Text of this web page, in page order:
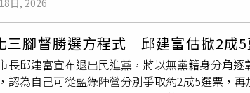
7-11花39元就中獎
輕拍，如同拍掉身上的霉氣，趨吉避凶；若到陰
用此方法。4.「午時水」泡澡「端午節」當天中
」（陰水：沒煮過的自來水或礦泉水，陽水：煮
轉運。5.吸收陽氣端午節為陽氣最旺的一天，
去曬曬太陽，順便適度運動，增加自己身上的
或法師畫符咒的墨水以硃砂加此「午時水」，趨
午是火，年為「雙火」流年，又逢午月、午時形
子日、庚午時，八字純陽；當天的中午又是「子
避凶力量更大，若在此時接存起來的「午時水
。今年「午時水」趨吉避凶效用特別強大，民
日, 2026
三腳督勝選方程式 邱建富估掀2成5
長邱建富宣布退出民進黨，將以無黨籍身分角
認為自己可從藍綠陣營分別爭取約2成5選票，